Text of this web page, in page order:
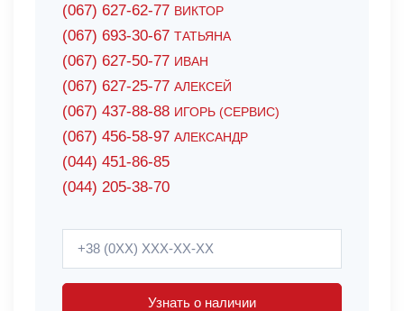
(067) 627-62-77 ВИКТОР
(067) 693-30-67 ТАТЬЯНА
(067) 627-50-77 ИВАН
(067) 627-25-77 АЛЕКСЕЙ
(067) 437-88-88 ИГОРЬ (СЕРВИС)
(067) 456-58-97 АЛЕКСАНДР
(044) 451-86-85
(044) 205-38-70
Узнать о наличии